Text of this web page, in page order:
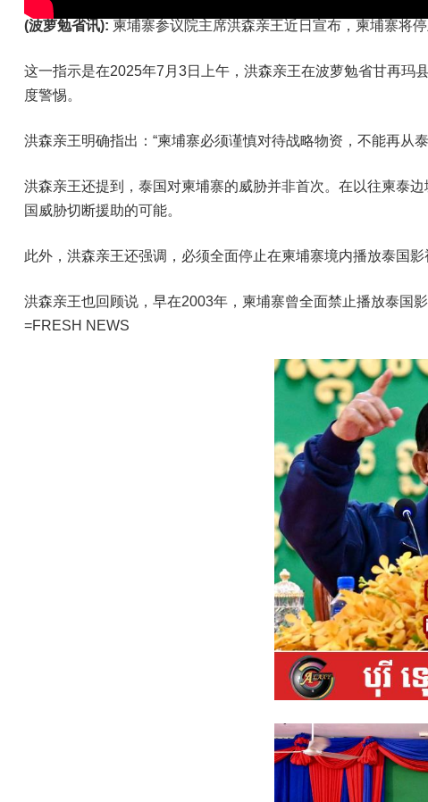
(波萝勉省讯): 柬埔寨参议院主席洪森亲王近日宣布，柬埔寨将
这一指示是在2025年7月3日上午，洪森亲王在波萝勉省甘再玛
度警惕。
洪森亲王明确指出：“柬埔寨必须谨慎对待战略物资，不能再从
洪森亲王还提到，泰国对柬埔寨的威胁并非首次。在以往柬泰
国威胁切断援助的可能。
此外，洪森亲王还强调，必须全面停止在柬埔寨境内播放泰国
洪森亲王也回顾说，早在2003年，柬埔寨曾全面禁止播放泰国
=FRESH NEWS